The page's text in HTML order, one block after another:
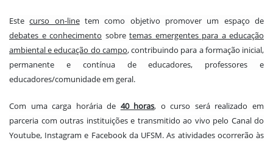
Estecurso on-linetem como objetivo promover um espaço de
debates e conhecimento sobre temas emergentes para a educação
ambientale educação do campo, contribuindo para a formação inicial,
permanente e contínua de educadores, professores e
educadores/comunidade em geral.
Com uma carga horária de 40 horas, o curso será realizado em
parceria com outras instituições e transmitido ao vivo pelo Canal do
Youtube, Instagram e Facebook da UFSM. As atividades ocorrerão às